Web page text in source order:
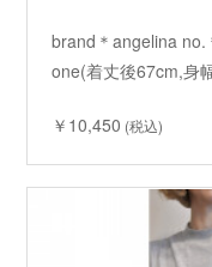
brand＊angelina no.
one(着丈後67cm,身
￥10,450 (税込)